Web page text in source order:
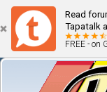
Read
Tapatalk
FREE - on